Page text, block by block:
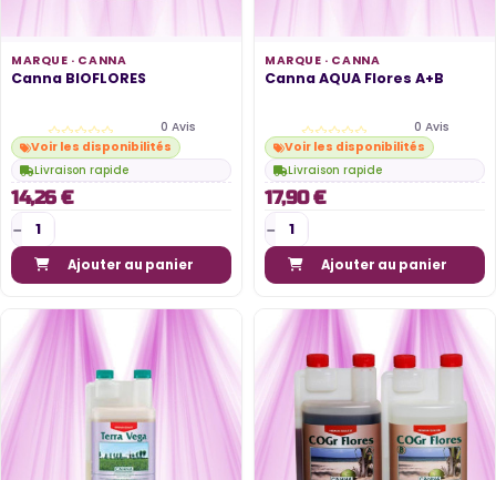
MARQUE · CANNA
Canna BIOFLORES
0 Avis
Voir les disponibilités
Livraison rapide
14,26 €
Ajouter au panier
MARQUE · CANNA
Canna AQUA Flores A+B
0 Avis
Voir les disponibilités
Livraison rapide
17,90 €
Ajouter au panier